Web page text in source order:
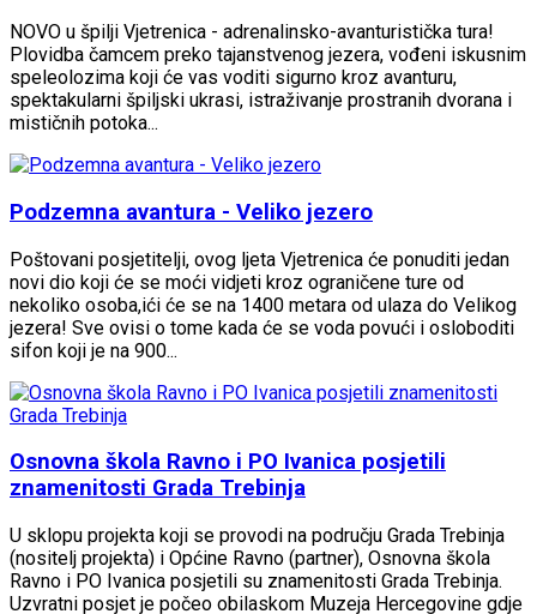
NOVO u špilji Vjetrenica - adrenalinsko-avanturistička tura!
Plovidba čamcem preko tajanstvenog jezera, vođeni iskusnim
speleolozima koji će vas voditi sigurno kroz avanturu,
spektakularni špiljski ukrasi, istraživanje prostranih dvorana i
mističnih potoka...
Podzemna avantura - Veliko jezero
Poštovani posjetitelji, ovog ljeta Vjetrenica će ponuditi jedan
novi dio koji će se moći vidjeti kroz ograničene ture od
nekoliko osoba,ići će se na 1400 metara od ulaza do Velikog
jezera! Sve ovisi o tome kada će se voda povući i osloboditi
sifon koji je na 900...
Osnovna škola Ravno i PO Ivanica posjetili
znamenitosti Grada Trebinja
U sklopu projekta koji se provodi na području Grada Trebinja
(nositelj projekta) i Općine Ravno (partner), Osnovna škola
Ravno i PO Ivanica posjetili su znamenitosti Grada Trebinja.
Uzvratni posjet je počeo obilaskom Muzeja Hercegovine gdje